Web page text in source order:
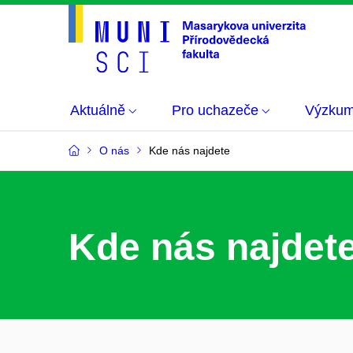
Aktuálně Pro uchazeče
O nás Kde nás najdete
Kde nás